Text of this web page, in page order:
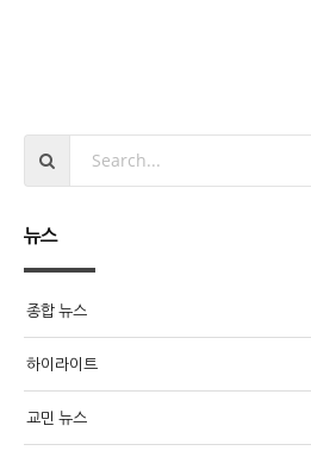
뉴스
종합 뉴스
하이라이트
교민 뉴스